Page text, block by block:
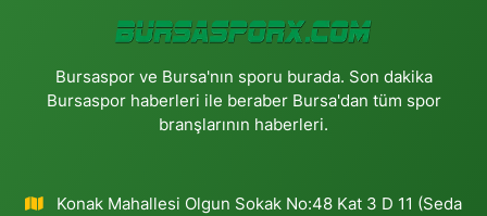
Bursaspor ve Bursa'nın sporu burada. Son dakika
Bursaspor haberleri ile beraber Bursa'dan tüm spor
branşlarının haberleri.
Konak Mahallesi Olgun Sokak No:48 Kat 3 D 11 (Seda